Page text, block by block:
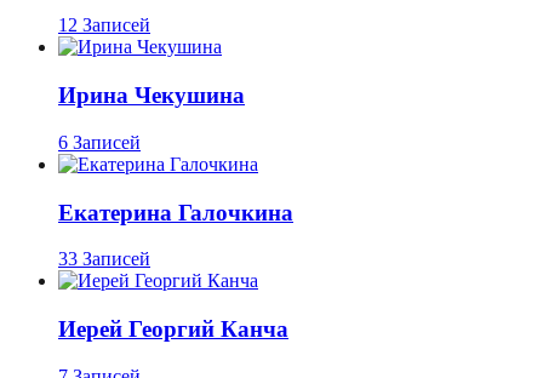
12 Записей
Ирина Чекушина
6 Записей
Екатерина Галочкина
33 Записей
Иерей Георгий Канча